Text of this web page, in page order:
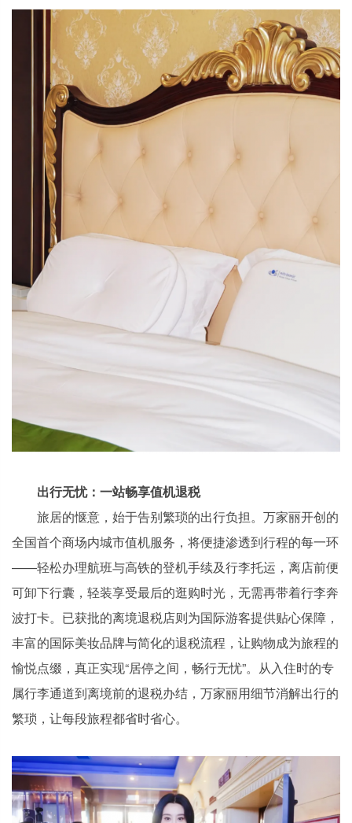
出行无忧：一站畅享值机退税
旅居的惬意，始于告别繁琐的出行负担。万家丽开创的
全国首个商场内城市值机服务，将便捷渗透到行程的每一环
——轻松办理航班与高铁的登机手续及行李托运，离店前便
可卸下行囊，轻装享受最后的逛购时光，无需再带着行李奔
波打卡。已获批的离境退税店则为国际游客提供贴心保障，
丰富的国际美妆品牌与简化的退税流程，让购物成为旅程的
愉悦点缀，真正实现“居停之间，畅行无忧”。从入住时的专
属行李通道到离境前的退税办结，万家丽用细节消解出行的
繁琐，让每段旅程都省时省心。